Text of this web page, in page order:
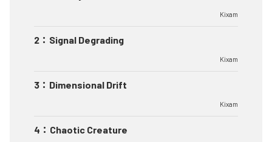
Kixam
2 ： Signal Degrading
Kixam
3 ： Dimensional Drift
Kixam
4 ： Chaotic Creature